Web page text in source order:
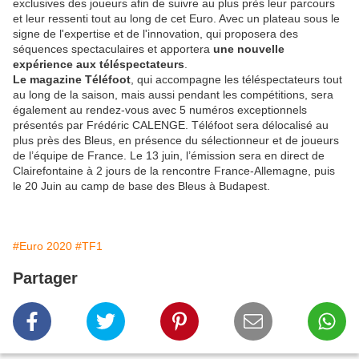
exclusives des joueurs afin de suivre au plus près leur parcours
et leur ressenti tout au long de cet Euro. Avec un plateau sous le
signe de l'expertise et de l'innovation, qui proposera des
séquences spectaculaires et apportera une nouvelle
expérience aux téléspectateurs
Le magazine Téléfoot , qui accompagne les téléspectateurs tout
au long de la saison, mais aussi pendant les compétitions, sera
également au rendez-vous avec 5 numéros exceptionnels
présentés par Frédéric CALENGE. Téléfoot sera délocalisé au
plus près des Bleus, en présence du sélectionneur et de joueurs
de l’équipe de France. Le 13 juin, l’émission sera en direct de
Clairefontaine à 2 jours de la rencontre France-Allemagne, puis
le 20 Juin au camp de base des Bleus à Budapest.
#Euro 2020 #TF1
Partager